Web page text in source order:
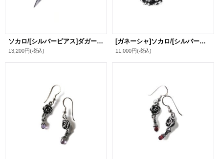
ソカロ/[シルバーピアス]ダガー・ドージェ・スタッド・ピアス / ZOCALO
13,200円(税込)
[ガネーシャ]ソカロ/[シルバーピアス]ガネーシャ・スタッド・ピアス / ZOCALO
11,000円(税込)